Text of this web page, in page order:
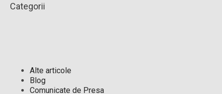
Categorii
Alte articole
Blog
Comunicate de Presa